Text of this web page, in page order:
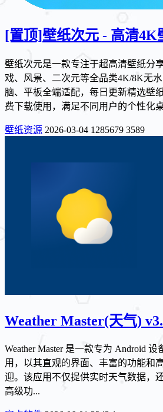
[置顶]壁纸次元 - 高清4K
壁纸次元是一款专注于超高清壁纸分
戏、风景、二次元等全品类4K/8K无
脑、平板全端适配，每日更新精选壁
费下载使用，满足不同用户的个性化
壁纸资源 2026-03-04 1285679 3589
Weather Master(天气)
Weather Master 是一款专为 Android
用，以其直观的界面、丰富的功能和
迎。该应用不仅提供实时天气数据，
高级功...